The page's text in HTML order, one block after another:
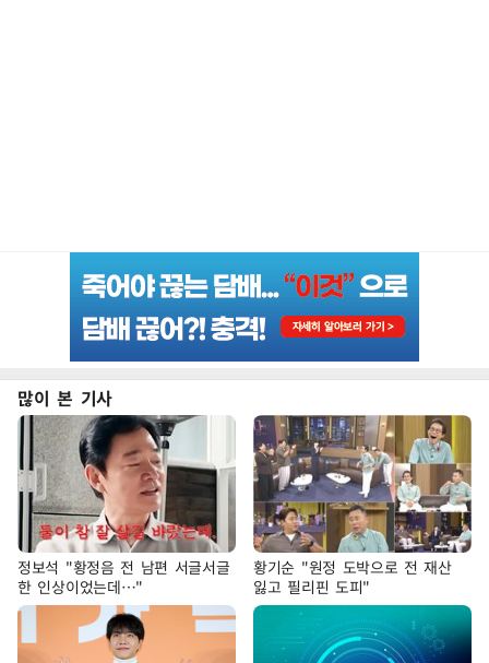
많이 본 기사
정보석 "황정음 전 남편 서글서글
한 인상이었는데…"
황기순 "원정 도박으로 전 재산
잃고 필리핀 도피"